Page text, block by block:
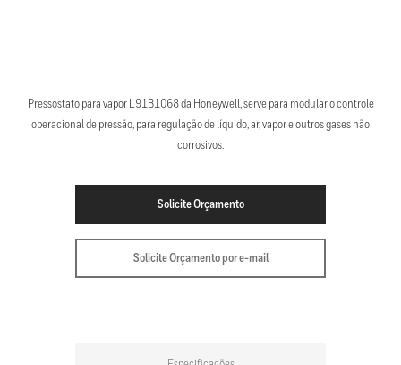
Pressostato para vapor L91B1068 da Honeywell, serve para modular o controle
operacional de pressão, para regulação de líquido, ar, vapor e outros gases não
corrosivos.
Solicite Orçamento
Solicite Orçamento por e-mail